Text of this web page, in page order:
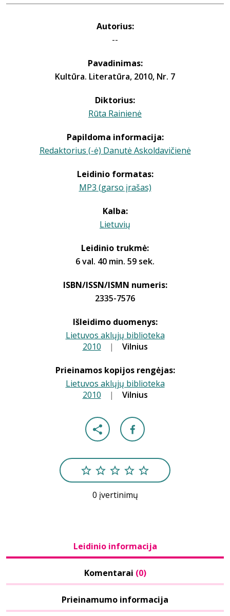
Autorius:
--
Pavadinimas:
Kultūra. Literatūra, 2010, Nr. 7
Diktorius:
Rūta Rainienė
Papildoma informacija:
Redaktorius (-ė) Danutė Askoldavičienė
Leidinio formatas:
MP3 (garso įrašas)
Kalba:
Lietuvių
Leidinio trukmė:
6 val. 40 min. 59 sek.
ISBN/ISSN/ISMN numeris:
2335-7576
Išleidimo duomenys:
Lietuvos aklųjų biblioteka
2010 | Vilnius
Prieinamos kopijos rengėjas:
Lietuvos aklųjų biblioteka
2010 | Vilnius
0 įvertinimų
Leidinio informacija
Komentarai (0)
Prieinamumo informacija